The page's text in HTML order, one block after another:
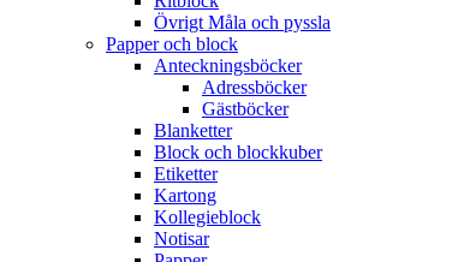
Övrigt Måla och pyssla
Papper och block
Anteckningsböcker
Adressböcker
Gästböcker
Blanketter
Block och blockkuber
Etiketter
Kartong
Kollegieblock
Notisar